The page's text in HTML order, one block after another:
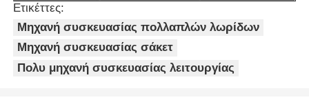
Ετικέττες:
Μηχανή συσκευασίας πολλαπλών λωρίδων
Μηχανή συσκευασίας σάκετ
Πολυ μηχανή συσκευασίας λειτουργίας